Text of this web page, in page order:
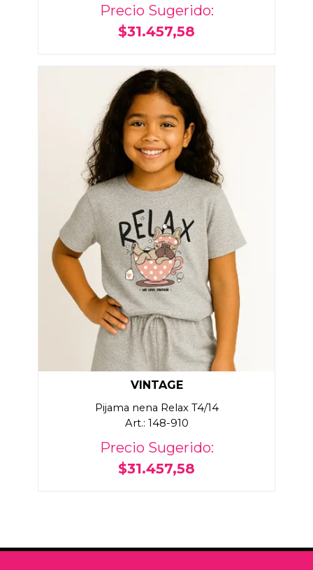
Precio Sugerido:
$31.457,58
VINTAGE
Pijama nena Relax T4/14
Art.: 148-910
Precio Sugerido:
$31.457,58